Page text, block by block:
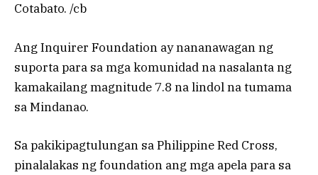
Cotabato. /cb
Ang Inquirer Foundation ay nananawagan ng
suporta para sa mga komunidad na nasalanta ng
kamakailang magnitude 7.8 na lindol na tumama
sa Mindanao.
Sa pakikipagtulungan sa Philippine Red Cross,
pinalalakas ng foundation ang mga apela para sa